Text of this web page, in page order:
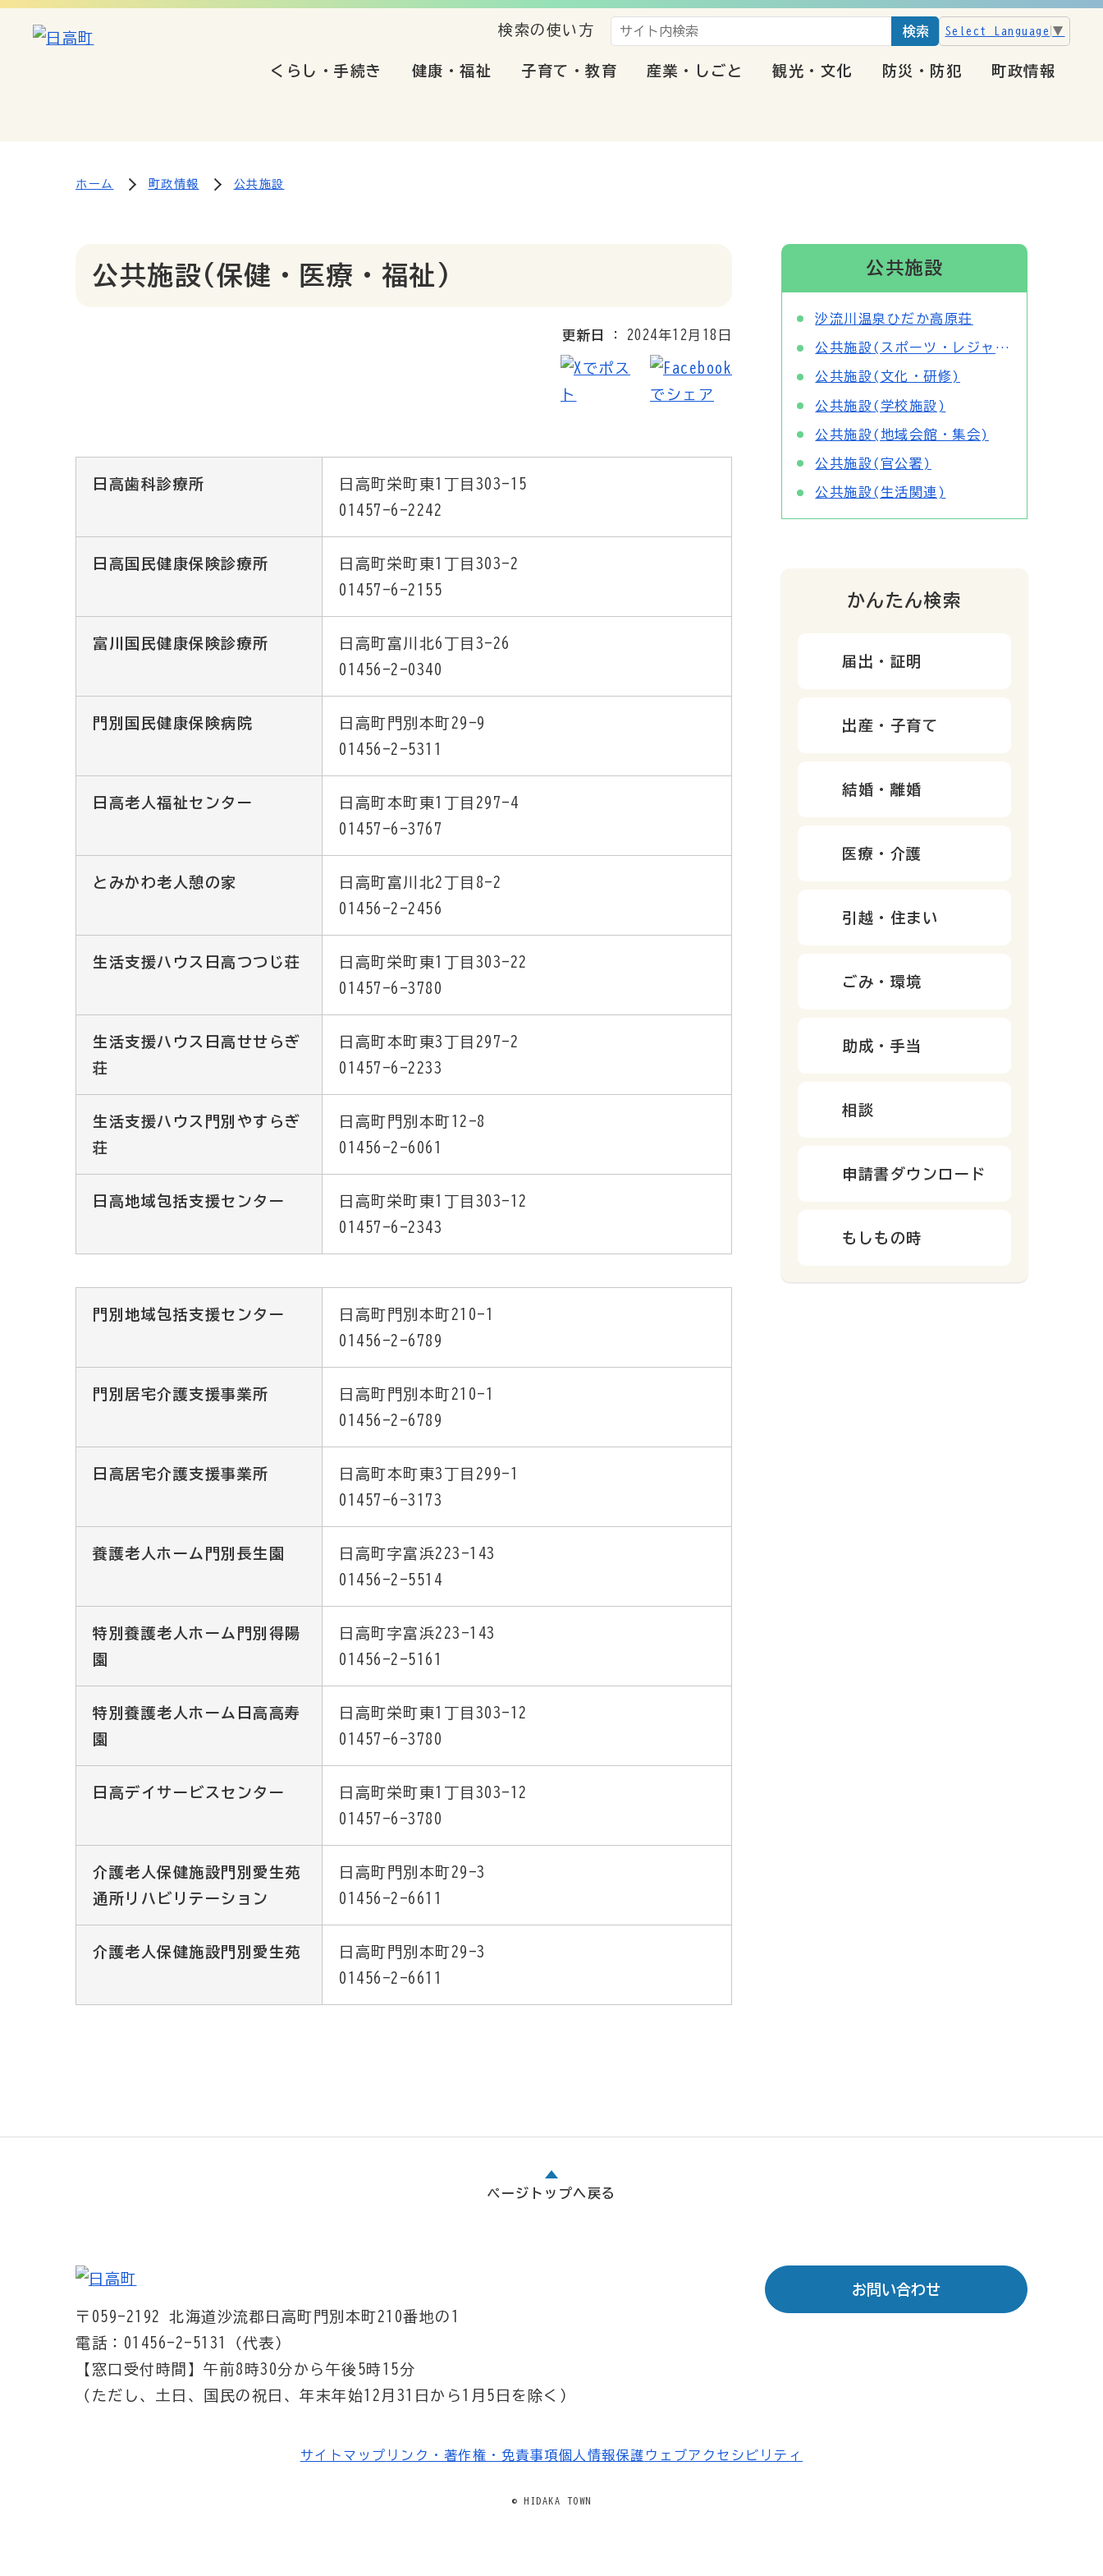
くらし・手続き 健康・福祉 子育て・教育 産業・しごと 観光・文化 防災・防犯 町政情報
検索の使い方 検索 Select Language ▼
ホーム 町政情報 公共施設
公共施設(保健・医療・福祉)
更新日 2024年12月18日
日高歯科診療所
日高町栄町東1丁目303-15
01457-6-2242
日高国民健康保険診療所
日高町栄町東1丁目303-2
01457-6-2155
富川国民健康保険診療所
日高町富川北6丁目3-26
01456-2-0340
門別国民健康保険病院
日高町門別本町29-9
01456-2-5311
日高老人福祉センター
日高町本町東1丁目297-4
01457-6-3767
とみかわ老人憩の家
日高町富川北2丁目8-2
01456-2-2456
生活支援ハウス日高つつじ荘
日高町栄町東1丁目303-22
01457-6-3780
生活支援ハウス日高せせらぎ
荘
日高町本町東3丁目297-2
01457-6-2233
生活支援ハウス門別やすらぎ
荘
日高町門別本町12-8
01456-2-6061
日高地域包括支援センター
日高町栄町東1丁目303-12
01457-6-2343
門別地域包括支援センター
日高町門別本町210-1
01456-2-6789
門別居宅介護支援事業所
日高町門別本町210-1
01456-2-6789
日高居宅介護支援事業所
日高町本町東3丁目299-1
01457-6-3173
養護老人ホーム門別長生園
日高町字富浜223-143
01456-2-5514
特別養護老人ホーム門別得陽
園
日高町字富浜223-143
01456-2-5161
特別養護老人ホーム日高高寿
園
日高町栄町東1丁目303-12
01457-6-3780
日高デイサービスセンター
日高町栄町東1丁目303-12
01457-6-3780
介護老人保健施設門別愛生苑
通所リハビリテーション
日高町門別本町29-3
01456-2-6611
介護老人保健施設門別愛生苑
日高町門別本町29-3
01456-2-6611
公共施設
沙流川温泉ひだか高原荘
公共施設(スポーツ・レジャー)
公共施設(文化・研修)
公共施設(学校施設)
公共施設(地域会館・集会)
公共施設(官公署)
公共施設(生活関連)
かんたん検索
届出・証明
出産・子育て
結婚・離婚
医療・介護
引越・住まい
ごみ・環境
助成・手当
相談
申請書ダウンロード
もしもの時
ページトップへ戻る
〒059-2192 北海道沙流郡日高町門別本町210番地の1
電話：01456-2-5131（代表）
【窓口受付時間】 午前8時30分から午後5時15分
（ただし、土日、国民の祝日、年末年始12月31日から1月5日を除く）
お問い合わせ
サイトマップ リンク・著作権・免責事項個人情報保護 ウェブアクセシビリティ
© HIDAKA TOWN